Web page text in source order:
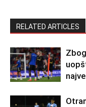
RELATED ARTICLES